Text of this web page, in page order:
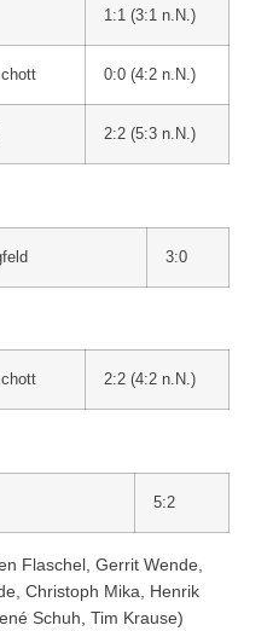
1:1 (3:1 n.N.)
0:0 (4:2 n.N.)
2:2 (5:3 n.N.)
3:0
2:2 (4:2 n.N.)
5:2
Flaschel, Gerrit Wende,
Christoph Mika, Henrik
Schuh, Tim Krause)